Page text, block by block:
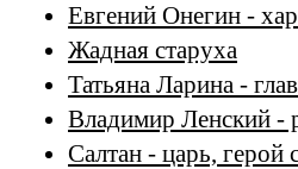
Евгений Онегин -
Жадная старуха
Татьяна Ларина -
Владимир Ленский -
Салтан - царь,